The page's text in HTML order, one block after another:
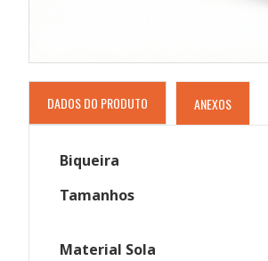
DADOS DO PRODUTO ANEXOS
Biqueira
Tamanhos
Material Sola